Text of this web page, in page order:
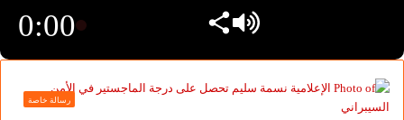
0:00
رسالة خاصة